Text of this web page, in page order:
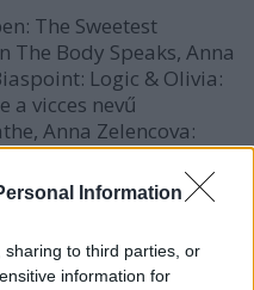
Information
to third parties, or
information for
The Sweetest
The Body Speaks, Anna
Logic & Olivia:
a vicces nevű
Anna Zelencova: